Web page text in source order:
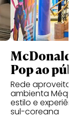
Pop ao
Rede aproveita
ambienta Méqui
estilo e
sul-coreana